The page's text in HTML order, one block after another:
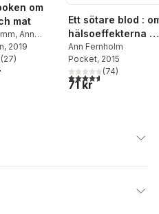
om
mat
, Ann
, 2019
stjärnor. Totalt antal röster:
(27)
Ett sötare blod :
hälsoeffekterna
ett sekel med
socker
Ann Fernholm
Pocket, 2015
4,6utav 5 stjärnor.
(74)
71 kr